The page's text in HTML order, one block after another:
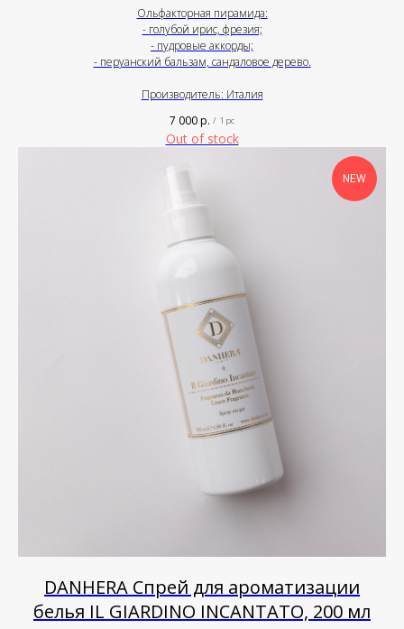
Ольфакторная пирамида:
- голубой ирис, фрезия;
- пудровые аккорды;
- перуанский бальзам, сандаловое дерево.
Производитель: Италия
7 000р. / 1 pc
Out of stock
NEW
DANHERA Спрей для ароматизации
белья IL GIARDINO INCANTATO, 200 мл